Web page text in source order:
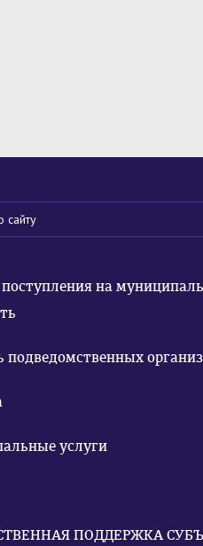
на
подведомственных
услуги
ПОДДЕРЖКА